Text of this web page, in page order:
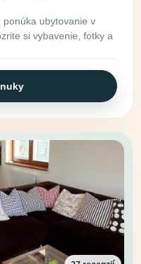
ubytovanie v
si vybavenie, fotky a